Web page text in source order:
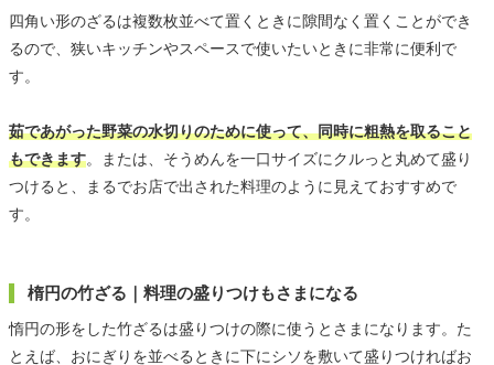
四角い形のざるは複数枚並べて置くときに隙間なく置くことができ
るので、狭いキッチンやスペースで使いたいときに非常に便利で
す。
茹であがった野菜の水切りのために使って、同時に粗熱を取ること
もできます。または、そうめんを一口サイズにクルっと丸めて盛り
つけると、まるでお店で出された料理のように見えておすすめで
す。
楕円の竹ざる｜料理の盛りつけもさまになる
惰円の形をした竹ざるは盛りつけの際に使うとさまになります。た
とえば、おにぎりを並べるときに下にシソを敷いて盛りつければお